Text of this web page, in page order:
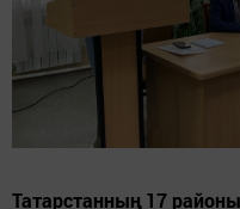
Татарстанның 17